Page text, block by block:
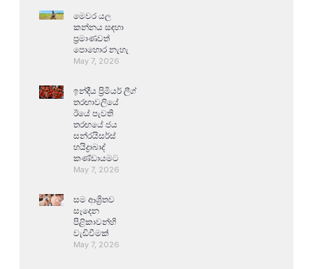
මෙවර යල
කන්නය සඳහා
ප්‍රමාණවත්
පොහොර නැහැ
May 7, 2026
ඉන්දීය ප්‍රිමියර් ලීග්
තරඟාවලියේ
ඊයේ පැවති
තරඟයේ ජය
සන්රයිසර්ස්
හයිද්‍රාබාද්
කණ්ඩායමට
May 7, 2026
සම ආශ්‍රිතව
සෑදෙන
පිළිකාවන්හි
වැඩිවීමක්
May 7, 2026